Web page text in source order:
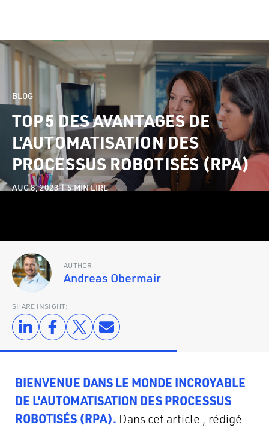
BLOG
TOP 5 DES AVANTAGES DE
L’AUTOMATISATION DES
PROCESSUS ROBOTISÉS (RPA)
AUG 8, 2023 |5MIN LIRE
AUTHOR
Andreas Obermair
SHARE INSIGHT:
BIENVENUE DANS LE MONDE INCROYABLE
DE L’AUTOMATISATION DES PROCESSUS
ROBOTISÉS (RPA). Dans cet article , rédigé